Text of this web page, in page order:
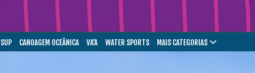
SUP CANOAGEM OCEÂNICA VA’A WATER SPORTS MAIS CATEGORIAS